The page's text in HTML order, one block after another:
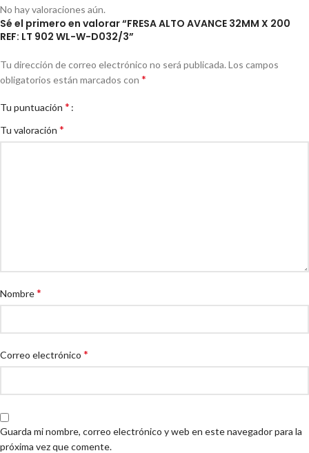
No hay valoraciones aún.
Sé el primero en valorar “FRESA ALTO AVANCE 32MM X 200
REF: LT 902 WL-W-D032/3”
Tu dirección de correo electrónico no será publicada. Los campos
obligatorios están marcados con *
Tu puntuación *
Tu valoración *
Nombre*
Correo electrónico *
Guarda mi nombre, correo electrónico y web en este navegador para la
próxima vez que comente.